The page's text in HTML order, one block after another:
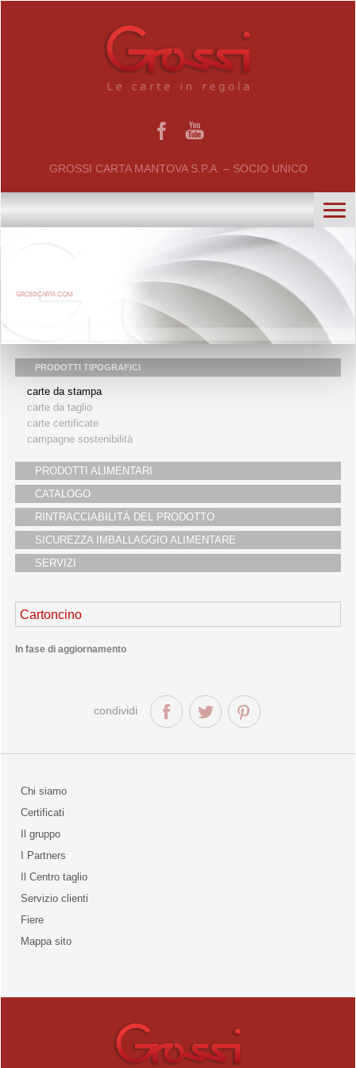
GROSSI CARTA MANTOVA S.P.A. – SOCIO UNICO
i partners
servizio clienti
fiere
PRODOTTI TIPOGRAFICI
carte da stampa
carte da taglio
carte certificate
campagne sostenibilità
PRODOTTI ALIMENTARI
CATALOGO
RINTRACCIABILITÀ DEL PRODOTTO
SICUREZZA IMBALLAGGIO ALIMENTARE
SERVIZI
Cartoncino
In fase di aggiornamento
condividi
Chi siamo
qualità
Certificati
Il gruppo
I Partners
Il Centro taglio
Servizio clienti
Fiere
Mappa sito